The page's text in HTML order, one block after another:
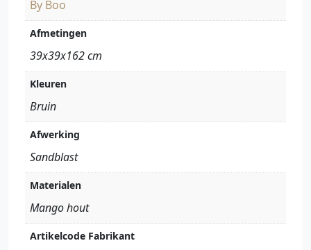
By Boo
Afmetingen
39x39x162 cm
Kleuren
Bruin
Afwerking
Sandblast
Materialen
Mango hout
Artikelcode Fabrikant